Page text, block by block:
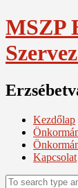
Skip
to
content
MSZP
Kezdőlap
Kapcsolat